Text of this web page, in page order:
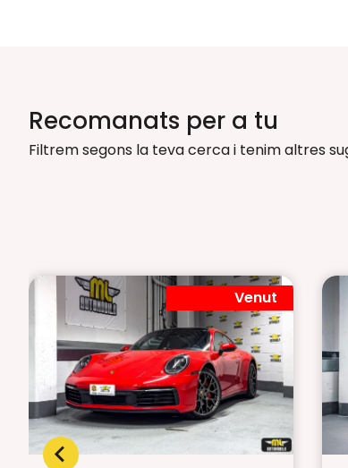
Recomanats per a tu
Filtrem segons la teva cerca i tenim altres
Venut